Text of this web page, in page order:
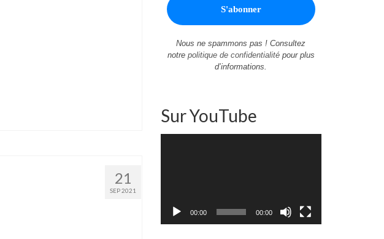
21
SEP 2021
Nous ne spammons pas ! Consultez
notre politique de confidentialitépour plus
d’informations.
Sur YouTube
00:00 00:00